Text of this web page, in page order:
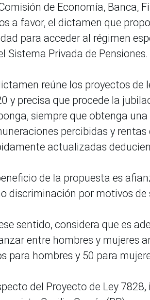
de Economía, Banca,
a favor, el dictamen que
para acceder al régimen
Sistema Privada de Pensiones.
reúne los proyectos de
y precisa que procede la
siempre que obtenga
percibidas y
actualizadas
de la propuesta es
discriminación por motivos de
sentido, considera que es
entre hombres y mujeres
para hombres y 50 para
del Proyecto de Ley